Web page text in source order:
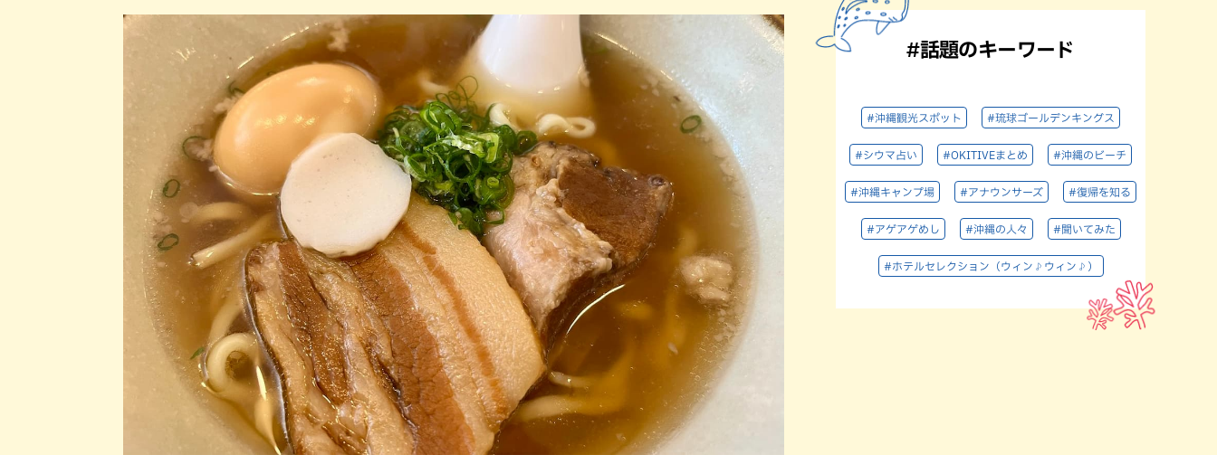
#話題のキーワード
#沖縄観光スポット #琉球ゴールデンキングス
#シウマ占い #OKITIVEまとめ #沖縄のビーチ
#沖縄キャンプ場 #アナウンサーズ #復帰を知る
#アゲアゲめし #沖縄の人々 #聞いてみた
#ホテルセレクション（ウィン♪ウィン♪）